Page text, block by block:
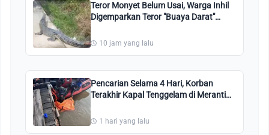
Teror Monyet Belum Usai, Warga Inhil
Digemparkan Teror "Buaya Darat"
10 jam yang lalu
Pencarian Selama 4 Hari, Korban
Terakhir Kapal Tenggelam di Meranti
1 hari yang lalu